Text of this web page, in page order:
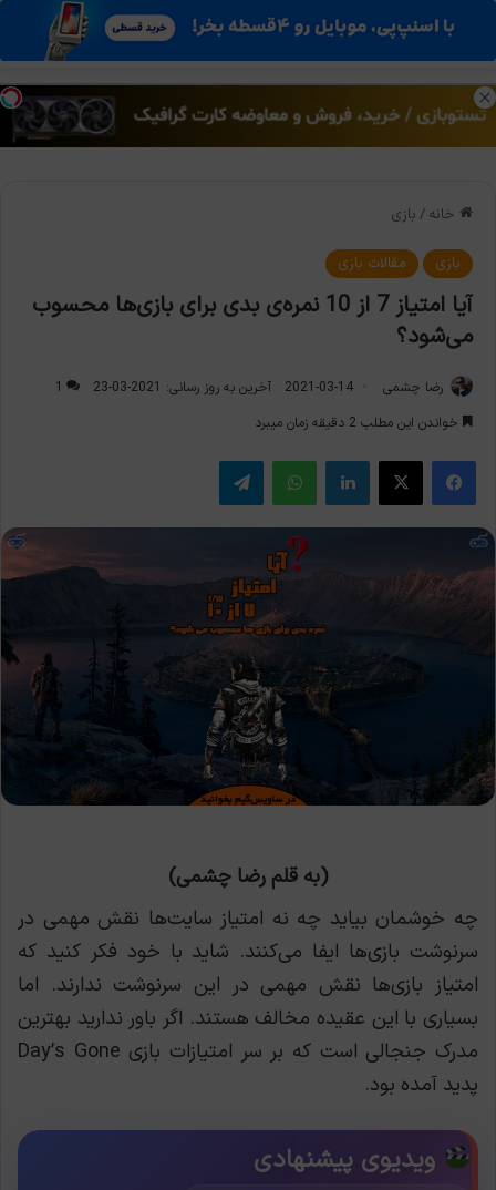
منو
خانه / بازی
بازی مقالات بازی
آیا امتیاز 7 از 10 نمره‌ی بدی برای بازی‌ها محسوب
می‌شود؟
رضا چشمی 2021-03-14 آخرین به روز رسانی: 2021-03-23
1
خواندن این مطلب 2 دقیقه زمان میبرد
فیس بوک X لینکدین واتس آپ تلگرام
(به قلم رضا چشمی)
چه خوشمان بیاید چه نه امتیاز سایت‌ها نقش مهمی در
سرنوشت بازی‌ها ایفا می‌کنند. شاید با خود فکر کنید که
امتیاز بازی‌ها نقش مهمی در این سرنوشت ندارند. اما
بسیاری با این عقیده مخالف هستند. اگر باور ندارید بهترین
مدرک جنجالی است که بر سر امتیازات بازی Day’s Gone
پدید آمده بود.
ویدیوی پیشنهادی